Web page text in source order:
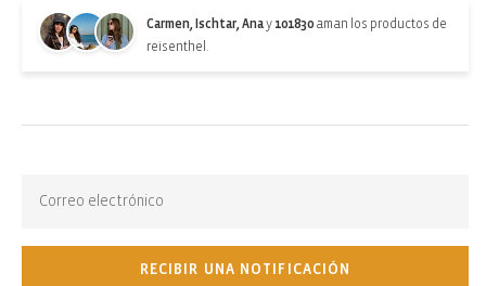
Carmen, Ischtar, Anay 101830 aman los productos de
reisenthel.
RECIBIR UNA NOTIFICACIÓN